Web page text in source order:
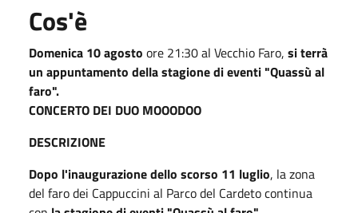
Cos'è
Domenica 10 agosto ore 21:30 al Vecchio Faro, si terrà
un appuntamento della stagione di eventi "Quassù al
faro".
CONCERTO DEI DUO MOOODOO
DESCRIZIONE
Dopo l'inaugurazione dello scorso 11 luglio, la zona
del faro dei Cappuccini al Parco del Cardeto continua